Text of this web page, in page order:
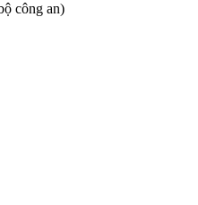
công an)